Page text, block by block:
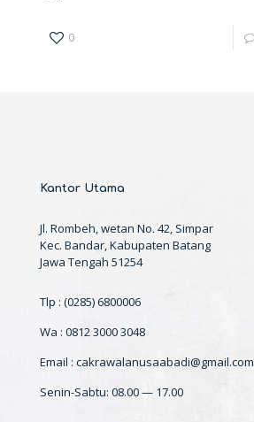
0
Kantor Utama
Jl. Rombeh, wetan No. 42, Simpar
Kec. Bandar, Kabupaten Batang
Jawa Tengah 51254
Tlp : (0285) 6800006
Wa : 0812 3000 3048
Email : cakrawalanusaabadi@gmail.com
Senin-Sabtu: 08.00 — 17.00